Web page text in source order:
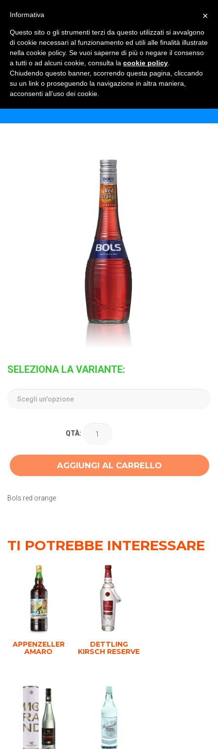
BOLS RED ORANGE
Home Shop Alcolici
SELEZIONA LA VARIANTE:
QTÀ:
AGGIUNGI AL CARRELLO
Bols red orange
TI POTREBBE INTERESSARE
APPENZELLER
AMARO
DETTLING
KIRSCH RESERVE
×
Informativa
Questo sito o gli strumenti terzi da questo utilizzati si avvalgono
di cookie necessari al funzionamento ed utili alle finalità illustrate
nella cookie policy. Se vuoi saperne di più o negare il consenso
a tutti o ad alcuni cookie, consulta la cookie policy
Chiudendo questo banner, scorrendo questa pagina, cliccando
su un link o proseguendo la navigazione in altra maniera,
acconsenti all’uso dei cookie.